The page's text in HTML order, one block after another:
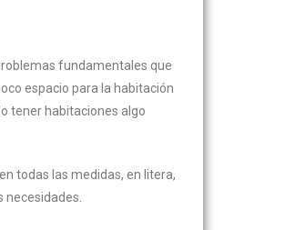
fundamentales que
espacio para la habitación
tener habitaciones algo
todas las medidas, en litera,
necesidades.